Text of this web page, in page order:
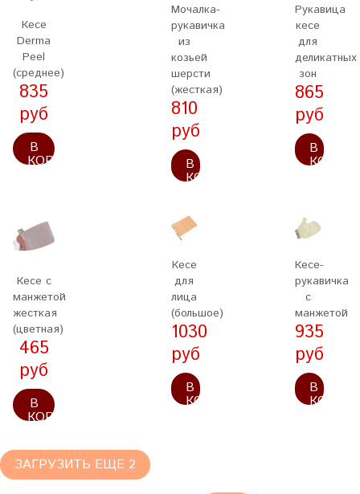
Кесе
Derma
Peel
(среднее)
835
руб
В
КОРЗИНУ
Мочалка-
рукавичка
из
козьей
шерсти
(жесткая)
810
руб
В
КОРЗИНУ
Рукавица
кесе
для
деликатных
зон
865
руб
В
Кесе с
манжетой
жесткая
(цветная)
465
руб
В
КОРЗИНУ
Кесе
для
лица
(большое)
1030
руб
В
КОРЗИНУ
Кесе-
рукавичка
с
манжетой
935
руб
В
ЗАГРУЗИТЬ ЕЩЕ 2